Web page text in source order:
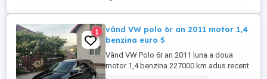
1
vând VW polo 6r an 2011 motor 1,4
benzina euro 5
Vând VW Polo 6r an 2011 luna a doua
motor 1,4 benzina 227000 km adus recent